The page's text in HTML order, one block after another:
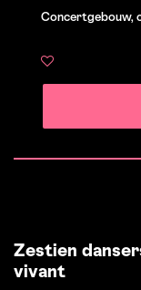
Concertgebouw,
Zestien
vivant